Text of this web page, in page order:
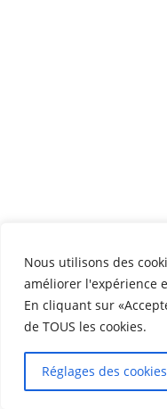
Nous utilisons des
améliorer l'expérience
En cliquant sur
de TOUS les cookies.
Réglages des cookies